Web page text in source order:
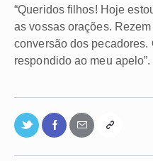
“Queridos filhos! Hoje
as vossas orações.
conversão dos pecadores.
respondido ao meu apelo”.